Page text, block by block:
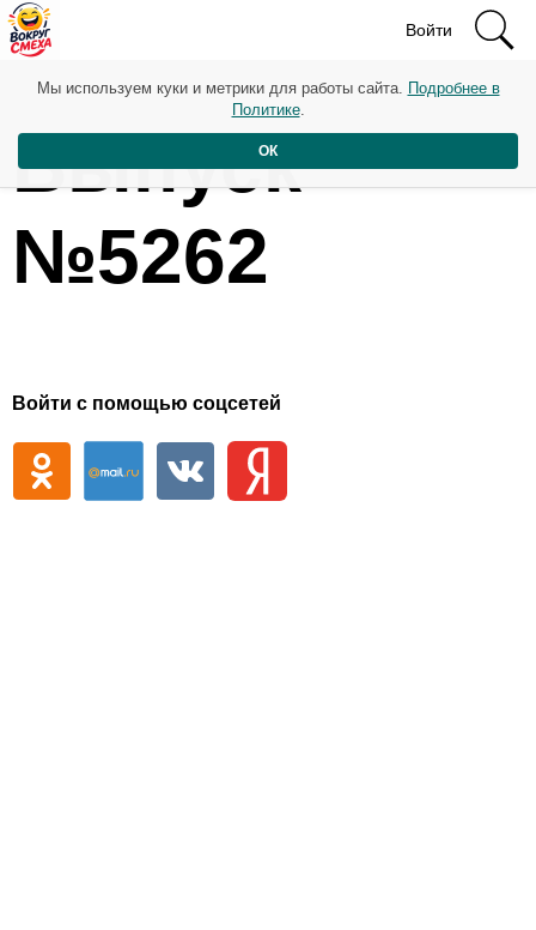
Войти
Выпуск
№5262
Войти с помощью соцсетей
Мы используем куки и метрики для работы сайта. Подробнее в
Политике.
ОК